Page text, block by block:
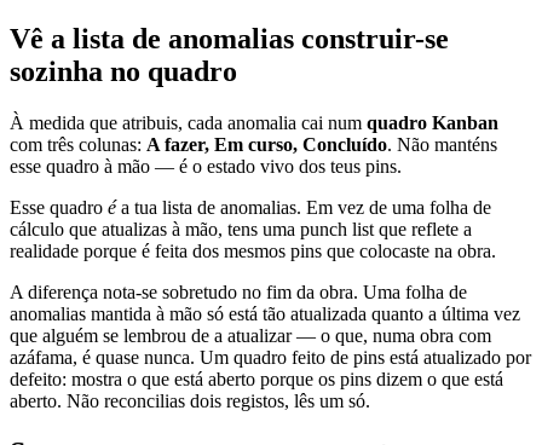
Vê a lista de anomalias construir-se
sozinha no quadro
À medida que atribuis, cada anomalia cai num quadro Kanban
com três colunas: A fazer, Em curso, Concluído. Não manténs
esse quadro à mão — é o estado vivo dos teus pins.
Esse quadro éa tua lista de anomalias. Em vez de uma folha de
cálculo que atualizas à mão, tens uma punch list que reflete a
realidade porque é feita dos mesmos pins que colocaste na obra.
A diferença nota-se sobretudo no fim da obra. Uma folha de
anomalias mantida à mão só está tão atualizada quanto a última vez
que alguém se lembrou de a atualizar — o que, numa obra com
azáfama, é quase nunca. Um quadro feito de pins está atualizado por
defeito: mostra o que está aberto porque os pins dizem o que está
aberto. Não reconcilias dois registos, lês um só.